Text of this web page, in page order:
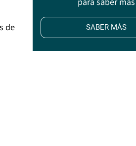
de
SABER MÁS